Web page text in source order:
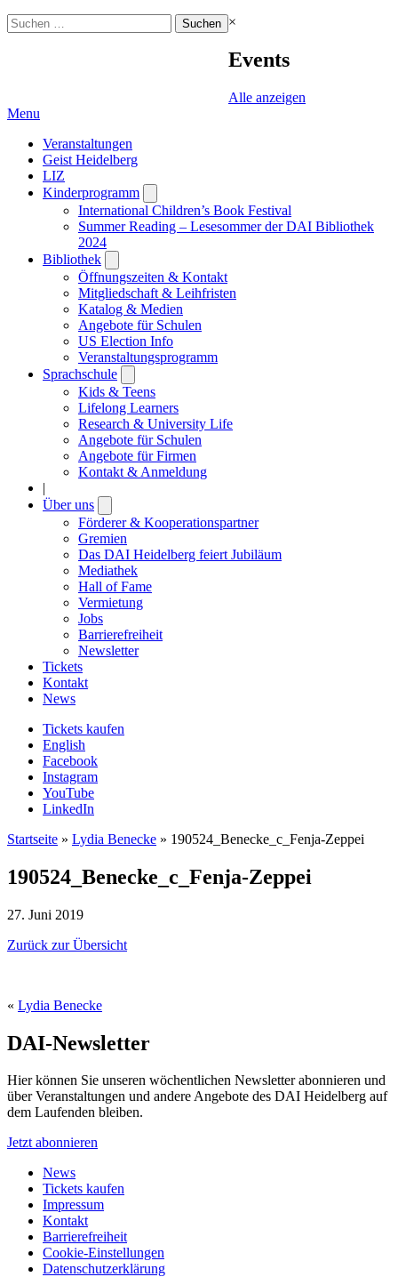
Suchen
nach:
×
Events
Alle anzeigen
Menu
Veranstaltungen
Geist Heidelberg
LIZ
Kinderprogramm
submenu
International Children’s Book Festival
Summer Reading – Lesesommer der DAI Bibliothek
2024
Bibliothek
submenu
Öffnungszeiten & Kontakt
Mitgliedschaft & Leihfristen
Katalog & Medien
Angebote für Schulen
US Election Info
Veranstaltungsprogramm
Sprachschule
submenu
Kids & Teens
Lifelong Learners
Research & University Life
Angebote für Schulen
Angebote für Firmen
Kontakt & Anmeldung
|
Über uns
submenu
Förderer & Kooperationspartner
Gremien
Das DAI Heidelberg feiert Jubiläum
Mediathek
Hall of Fame
Vermietung
Jobs
Barrierefreiheit
Newsletter
Tickets
Kontakt
News
Tickets kaufen
English
Facebook
Instagram
YouTube
LinkedIn
Startseite » Lydia Benecke » 190524_Benecke_c_Fenja-Zeppei
190524_Benecke_c_Fenja-Zeppei
27. Juni 2019
Zurück zur Übersicht
« Lydia Benecke
DAI-Newsletter
Hier können Sie unseren wöchentlichen Newsletter abonnieren und
über Veranstaltungen und andere Angebote des DAI Heidelberg auf
dem Laufenden bleiben.
Jetzt abonnieren
News
Tickets kaufen
Impressum
Kontakt
Barrierefreiheit
Cookie-Einstellungen
Datenschutzerklärung